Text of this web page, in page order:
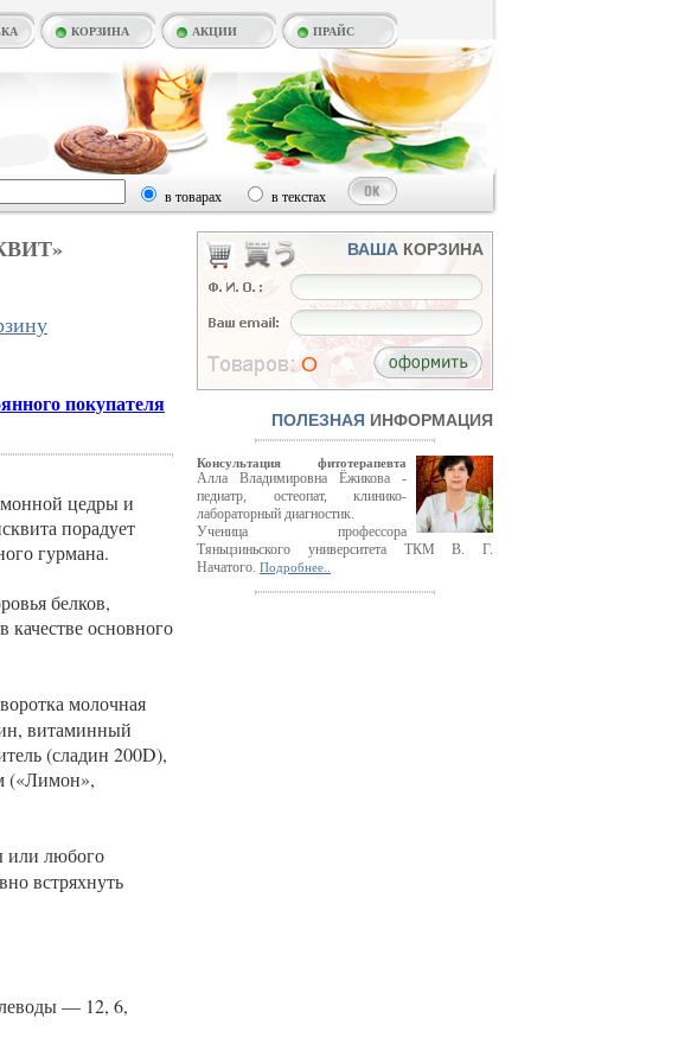
КОРЗИНА АКЦИИ ПРАЙС
в товарах в текстах
покупателя
цедры и
порадует
гурмана.
белков,
основного
молочная
витаминный
(сладин 200D),
(«Лимон»,
или любого
встряхнуть
— 12, 6,
ВАША КОРЗИНА
O
ПОЛЕЗНАЯ ИНФОРМАЦИЯ
Консультация фитотерапевта
Алла Владимировна Ёжикова -
педиатр, остеопат, клинико-
лабораторный диагностик.
Ученица профессора
Тяньцзиньского университета ТКМ В. Г.
Начатого. Подробнее..